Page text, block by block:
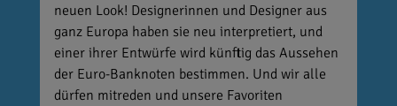
neuen Look! Designerinnen und Designer aus
ganz Europa haben sie neu interpretiert, und
einer ihrer Entwürfe wird künftig das Aussehen
der Euro-Banknoten bestimmen. Und wir alle
dürfen mitreden und unsere Favoriten